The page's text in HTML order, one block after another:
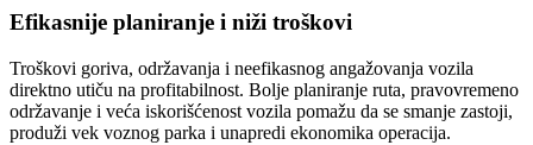
Efikasnije planiranje i niži troškovi
Troškovi goriva, održavanja i neefikasnog angažovanja vozila
direktno utiču na profitabilnost. Bolje planiranje ruta, pravovremeno
održavanje i veća iskorišćenost vozila pomažu da se smanje zastoji,
produži vek voznog parka i unapredi ekonomika operacija.